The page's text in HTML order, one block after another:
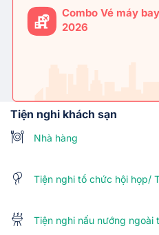
Combo Vé máy
2026
Tiện nghi khách sạn
Nhà hàng
Tiện nghi tổ chức hội họp/
Tiện nghi nấu nướng ngoài